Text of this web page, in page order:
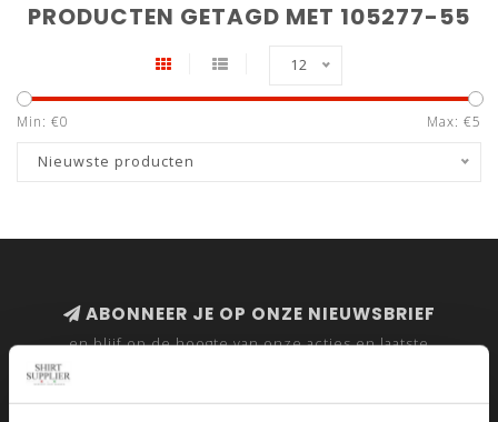
PRODUCTEN GETAGD MET 105277-55
12
Min: €0 Max: €5
Nieuwste producten
ABONNEER JE OP ONZE NIEUWSBRIEF
en blijf op de hoogte van onze acties en laatste